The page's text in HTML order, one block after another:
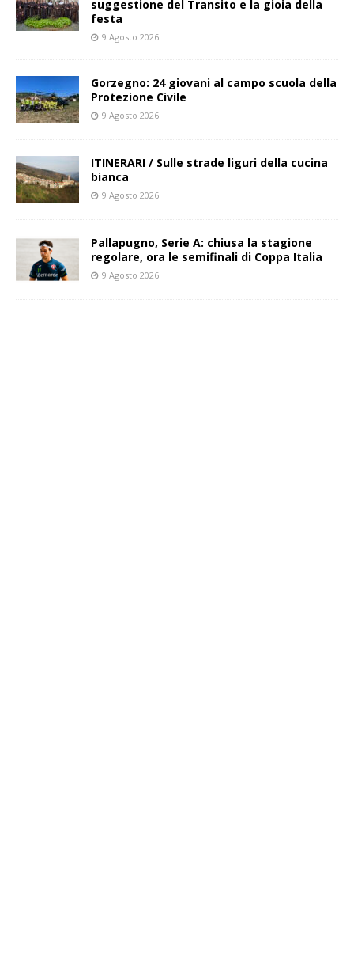
suggestione del Transito e la gioia della
festa
9 Agosto 2026
Gorzegno: 24 giovani al campo scuola della
Protezione Civile
9 Agosto 2026
ITINERARI / Sulle strade liguri della cucina
bianca
9 Agosto 2026
Pallapugno, Serie A: chiusa la stagione
regolare, ora le semifinali di Coppa Italia
9 Agosto 2026